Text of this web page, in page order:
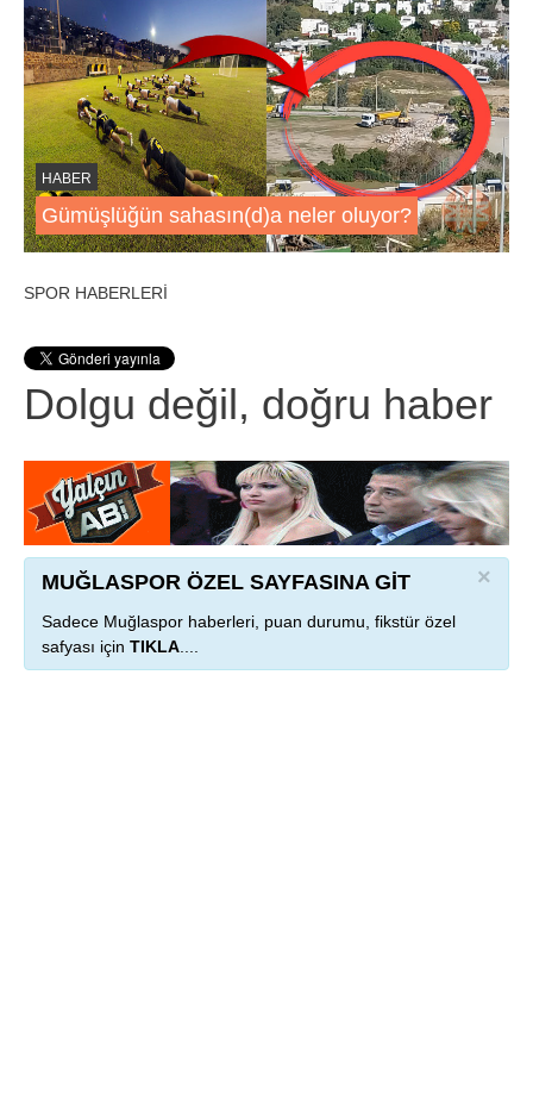
HABER
Gümüşlüğün sahasın(d)a neler oluyor?
SPOR HABERLERİ
Dolgu değil, doğru haber
×
MUĞLASPOR ÖZEL SAYFASINA GİT
Sadece Muğlaspor haberleri, puan durumu, fikstür özel
safyası için TIKLA....